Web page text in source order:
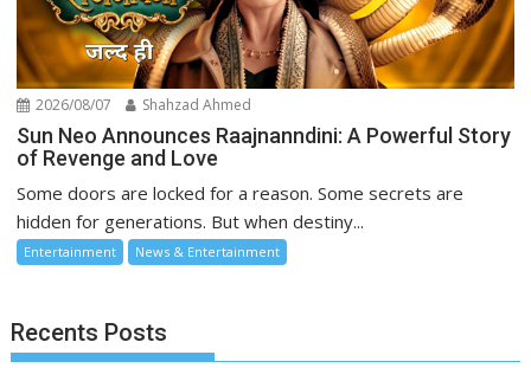
2026/08/07 Shahzad Ahmed
Sun Neo Announces Raajnanndini: A Powerful Story
of Revenge and Love
Some doors are locked for a reason. Some secrets are
hidden for generations. But when destiny...
Entertainment News & Entertainment
Recents Posts